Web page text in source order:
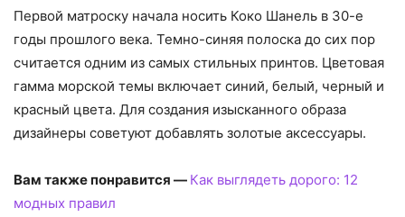
Первой матроску начала носить Коко Шанель в 30-е
годы прошлого века. Темно-синяя полоска до сих пор
считается одним из самых стильных принтов. Цветовая
гамма морской темы включает синий, белый, черный и
красный цвета. Для создания изысканного образа
дизайнеры советуют добавлять золотые аксессуары.
Вам также понравится — Как выглядеть дорого: 12
модных правил